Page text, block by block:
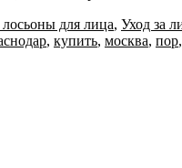
для лица, Уход за
, купить, москва, пор,